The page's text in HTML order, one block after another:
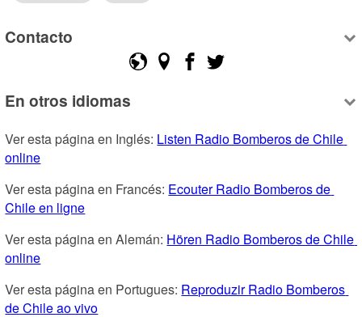
Contacto
En otros idiomas
Ver esta página en Inglés: Listen Radio Bomberos de Chile
online
Ver esta página en Francés: Ecouter Radio Bomberos de
Chile en ligne
Ver esta página en Alemán: Hören Radio Bomberos de Chile
online
Ver esta página en Portugues: Reproduzir Radio Bomberos
de Chile ao vivo